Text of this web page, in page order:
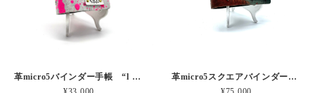
革micro5バインダー手帳 “l + l l Tokyo もーじピンク” 本革
革micro5スクエアバインダー手帳 “こりゃ手に負えないなの扉サビ” 本革